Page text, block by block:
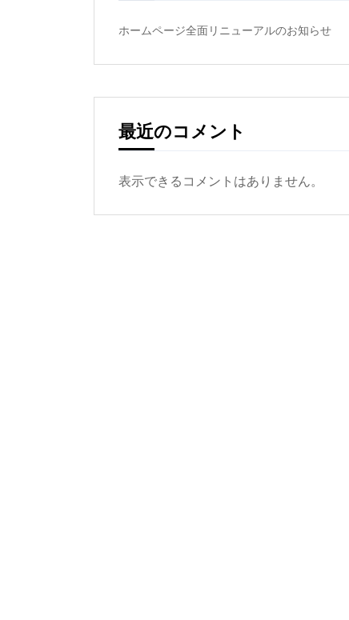
ホームページ全面リニューアルのお知らせ
最近のコメント
表示できるコメントはありません。